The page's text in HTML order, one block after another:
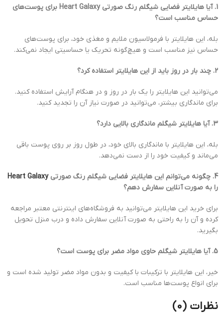
1. آیا هایلایتر فضایی شیگلم رنگ صورتی Heart Galaxy برای پوست‌های
حساس مناسب است؟
بله، این هایلایتر با فرمولاسیون ملایم و مغذی خود، برای پوست‌های
حساس نیز مناسب است و هیچ‌گونه تحریک یا حساسیتی ایجاد نمی‌کند.
2. چند بار در روز باید از این هایلایتر استفاده کرد؟
می‌توانید این هایلایتر را یک بار در روز و در هنگام آرایش استفاده کنید.
برای ماندگاری بیشتر، می‌توانید در صورت نیاز آن را تجدید کنید.
3. آیا هایلایتر شیگلم ماندگاری بالایی دارد؟
بله، این هایلایتر با ماندگاری بالای خود، در طول روز بر روی پوست باقی
می‌ماند و کیفیت خود را از دست نمی‌دهد.
4. چگونه می‌توانم این هایلایتر فضایی شیگلم رنگ صورتی
Heart Galaxy
را به صورت آنلاین سفارش دهم؟
برای خرید این هایلایتر می‌توانید به فروشگاه‌های اینترنتی معتبر مراجعه
کرده و آن را به راحتی به صورت آنلاین سفارش داده و درب منزل تحویل
بگیرید.
5. آیا هایلایتر شیگلم حاوی مواد مضر برای پوست است؟
خیر، این هایلایتر با ترکیبات با کیفیت و بدون مواد مضر تولید شده است و
برای انواع پوست‌ها مناسب است.
نظرات (0)